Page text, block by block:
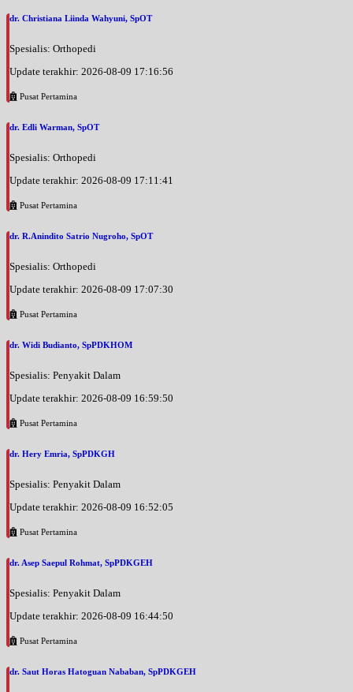
dr. Christiana Liinda Wahyuni, SpOT
Spesialis: Orthopedi
Update terakhir: 2026-08-09 17:16:56
Pusat Pertamina
dr. Edli Warman, SpOT
Spesialis: Orthopedi
Update terakhir: 2026-08-09 17:11:41
Pusat Pertamina
dr. R.Anindito Satrio Nugroho, SpOT
Spesialis: Orthopedi
Update terakhir: 2026-08-09 17:07:30
Pusat Pertamina
dr. Widi Budianto, SpPDKHOM
Spesialis: Penyakit Dalam
Update terakhir: 2026-08-09 16:59:50
Pusat Pertamina
dr. Hery Emria, SpPDKGH
Spesialis: Penyakit Dalam
Update terakhir: 2026-08-09 16:52:05
Pusat Pertamina
dr. Asep Saepul Rohmat, SpPDKGEH
Spesialis: Penyakit Dalam
Update terakhir: 2026-08-09 16:44:50
Pusat Pertamina
dr. Saut Horas Hatoguan Nababan, SpPDKGEH